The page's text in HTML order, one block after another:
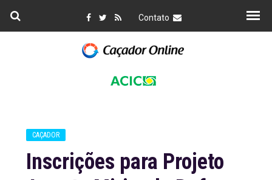
Contato
CAÇADOR
Inscrições para Projeto